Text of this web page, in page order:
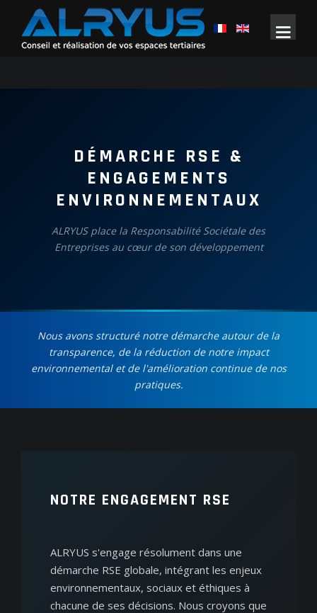
DÉMARCHE RSE &
ENGAGEMENTS
ENVIRONNEMENTAUX
ALRYUS place la Responsabilité Sociétale des
Entreprises au cœur de son développement
Nous avons structuré notre démarche autour de la
transparence, de la réduction de notre impact
environnemental et de l'amélioration continue de nos
pratiques.
NOTRE ENGAGEMENT RSE
ALRYUS s'engage résolument dans une
démarche RSE globale, intégrant les enjeux
environnementaux, sociaux et éthiques à
chacune de ses décisions. Nous croyons que